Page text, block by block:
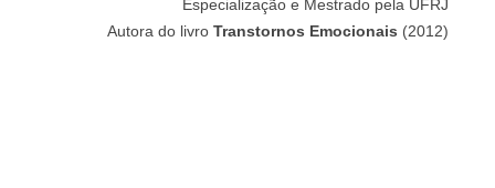
Especialização e Mestrado pela UFRJ
Autora do livroTranstornos Emocionais (2012)